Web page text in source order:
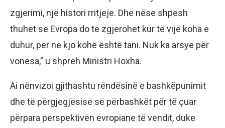
zgjerimi, një histori rritjeje. Dhe nëse shpesh
thuhet se Evropa do të zgjerohet kur të vijë koha e
duhur, për ne kjo kohë është tani. Nuk ka arsye për
vonesa,” u shpreh Ministri Hoxha.
Ai nënvizoi gjithashtu rëndësinë e bashkëpunimit
dhe të përgjegjësisë së përbashkët për të çuar
përpara perspektivën evropiane të vendit, duke